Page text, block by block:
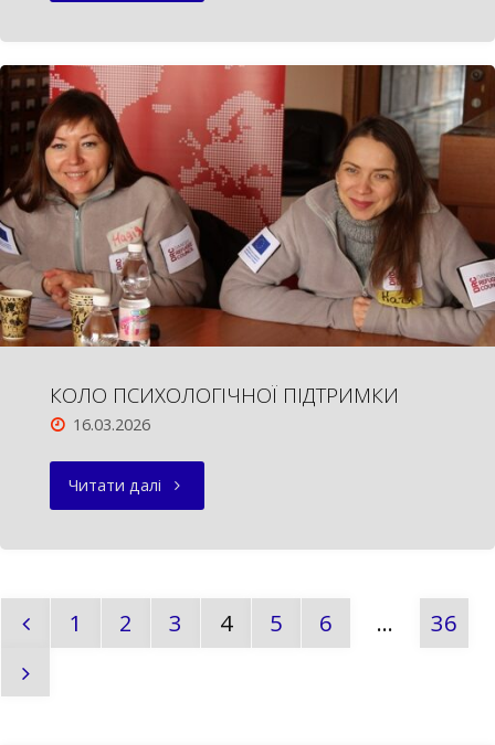
ЖИТТЯ
ЇЇ
МОВ
СОНЯЧНИЙ
ПРОМІНЬ!"
КОЛО ПСИХОЛОГІЧНОЇ ПІДТРИМКИ
16.03.2026
Читати далі "КОЛО
Пагінація
записів
1 2 3 4 5 6 … 36